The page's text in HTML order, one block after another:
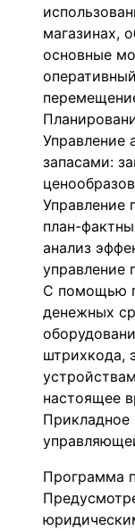
магазинах,
основные
Управление
запасами:
Управление
план-
анализ
управление
С помощью
денежных
штрихкода,
настоящее
Прикладное
Программа